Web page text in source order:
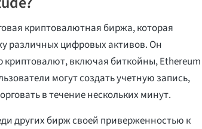
криптовалютная биржа, которая
различных цифровых активов. Он
криптовалют, включая биткойны, Ethereum
могут создать учетную запись,
в течение нескольких минут.
других бирж своей приверженностью к